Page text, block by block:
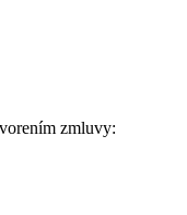
zmluvy: